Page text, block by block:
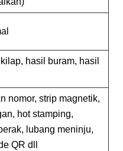
hasil buram, hasil
nomor, strip magnetik,
hot stamping,
lubang meninju,
QR dll